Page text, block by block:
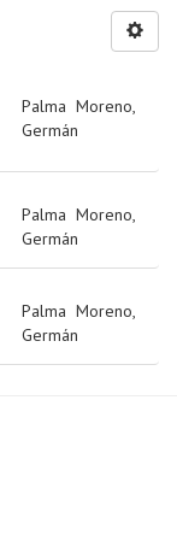
Palma Moreno,
Germán
Palma Moreno,
Germán
Palma Moreno,
Germán